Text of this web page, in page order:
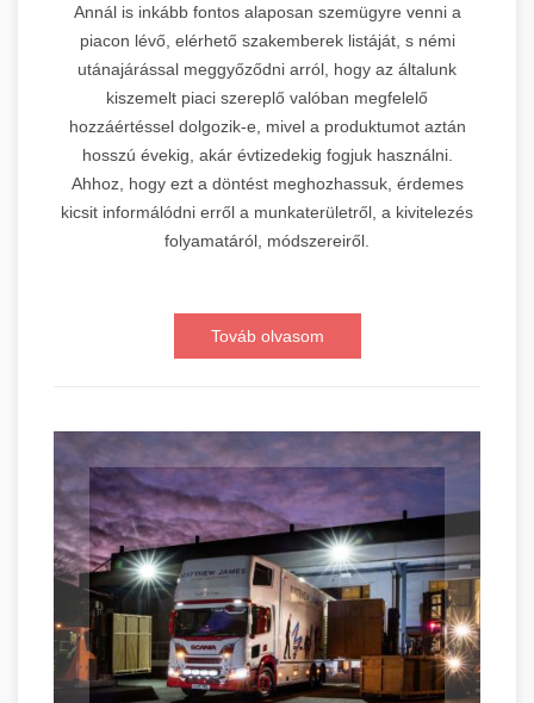
Annál is inkább fontos alaposan szemügyre venni a
piacon lévő, elérhető szakemberek listáját, s némi
utánajárással meggyőződni arról, hogy az általunk
kiszemelt piaci szereplő valóban megfelelő
hozzáértéssel dolgozik-e, mivel a produktumot aztán
hosszú évekig, akár évtizedekig fogjuk használni.
Ahhoz, hogy ezt a döntést meghozhassuk, érdemes
kicsit informálódni erről a munkaterületről, a kivitelezés
folyamatáról, módszereiről.
Továb olvasom